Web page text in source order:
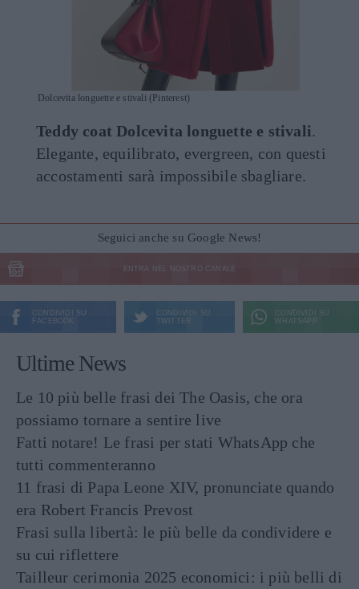
Dolcevita longuette e stivali (Pinterest)
Teddy coat Dolcevita longuette e stivali.
Elegante, equilibrato, evergreen, con questi
accostamenti sarà impossibile sbagliare.
Seguici anche su Google News!
ENTRA NEL NOSTRO CANALE
CONDIVIDI SU
FACEBOOK
CONDIVIDI SU
TWITTER
CONDIVIDI SU
WHATSAPP
Ultime News
Le 10 più belle frasi dei The Oasis, che ora
possiamo tornare a sentire live
Fatti notare! Le frasi per stati WhatsApp che
tutti commenteranno
11 frasi di Papa Leone XIV, pronunciate quando
era Robert Francis Prevost
Frasi sulla libertà: le più belle da condividere e
su cui riflettere
Tailleur cerimonia 2025 economici: i più belli di